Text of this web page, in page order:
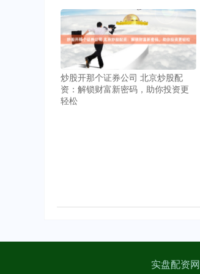
炒股开那个证券公司 北京炒股配
资：解锁财富新密码，助你投资更
轻松
实盘配资网